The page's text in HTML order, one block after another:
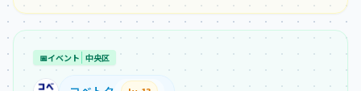
📅イベント 中央区